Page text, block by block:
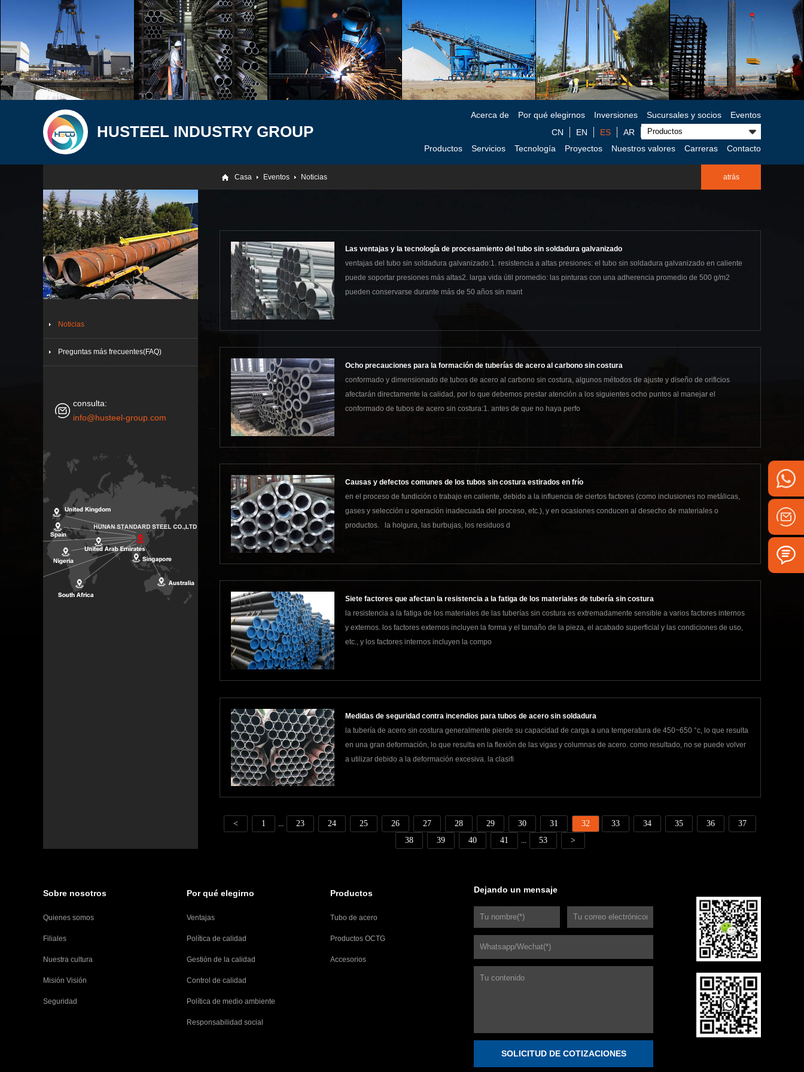
HUSTEEL INDUSTRY GROUP
Acerca de Por qué elegirnos Inversiones Sucursales y socios
Eventos
AR
ES
EN
CN
Productos
Servicios Tecnología Proyectos Nuestros valores Carreras Contacto
atrás
Casa Eventos Noticias
Noticias
Preguntas más frecuentes(FAQ)
consulta:
info@husteel-group.com
Las ventajas y la tecnología de procesamiento del tubo sin soldadura galvanizado
ventajas del tubo sin soldadura galvanizado:1. resistencia a altas presiones: el tubo sin soldadura galvanizado en caliente
puede soportar presiones más altas2. larga vida útil promedio: las pinturas con una adherencia promedio de 500 g/m2
pueden conservarse durante más de 50 años sin mant
Ocho precauciones para la formación de tuberías de acero al carbono sin costura
conformado y dimensionado de tubos de acero al carbono sin costura, algunos métodos de ajuste y diseño de orificios
afectarán directamente la calidad, por lo que debemos prestar atención a los siguientes ocho puntos al manejar el
conformado de tubos de acero sin costura:1. antes de que no haya perfo
Causas y defectos comunes de los tubos sin costura estirados en frío
en el proceso de fundición o trabajo en caliente, debido a la influencia de ciertos factores (como inclusiones no metálicas,
gases y selección u operación inadecuada del proceso, etc.), y en ocasiones conducen al desecho de materiales o
productos. la holgura, las burbujas, los residuos d
Siete factores que afectan la resistencia a la fatiga de los materiales de tubería sin costura
la resistencia a la fatiga de los materiales de las tuberías sin costura es extremadamente sensible a varios factores internos
y externos. los factores externos incluyen la forma y el tamaño de la pieza, el acabado superficial y las condiciones de uso,
etc., y los factores internos incluyen la compo
Medidas de seguridad contra incendios para tubos de acero sin soldadura
la tubería de acero sin costura generalmente pierde su capacidad de carga a una temperatura de 450~650 °c, lo que resulta
en una gran deformación, lo que resulta en la flexión de las vigas y columnas de acero. como resultado, no se puede volver
a utilizar debido a la deformación excesiva. la clasifi
< 1 ... 23 24 25 26 27 28 29 30 31 32 33 34 35 36
37
38
39 40 41 ... 53 >
Sobre nosotros
Quienes somos
Filiales
Nuestra cultura
Misión Visión
Seguridad
Por qué elegirno
Ventajas
Política de calidad
Gestión de la calidad
Control de calidad
Política de medio ambiente
Responsabilidad social
Productos
Tubo de acero
Productos OCTG
Accesorios
Dejando un mensaje
SOLICITUD DE COTIZACIONES